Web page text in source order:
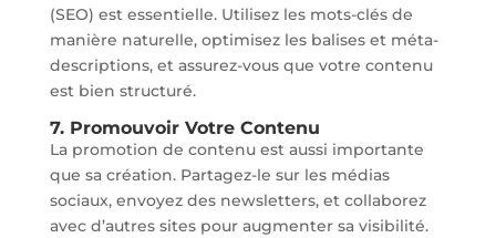
(SEO) est essentielle. Utilisez les mots-clés de
manière naturelle, optimisez les balises et méta-
descriptions, et assurez-vous que votre contenu
est bien structuré.
7. Promouvoir Votre Contenu
La promotion de contenu est aussi importante
que sa création. Partagez-le sur les médias
sociaux, envoyez des newsletters, et collaborez
avec d’autres sites pour augmenter sa visibilité.